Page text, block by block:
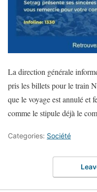
La direction générale
pris les billets pour le train
que le voyage est annulé et
comme le stipule déjà le
Categories: Société